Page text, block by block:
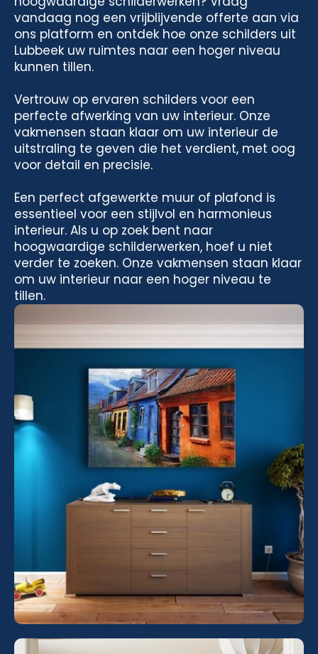
vandaag nog een vrijblijvende offerte aan via
ons platform en ontdek hoe onze schilders uit
Lubbeek uw ruimtes naar een hoger niveau
kunnen tillen.
Vertrouw op ervaren schilders voor een
perfecte afwerking van uw interieur. Onze
vakmensen staan klaar om uw interieur de
uitstraling te geven die het verdient, met oog
voor detail en precisie.
Een perfect afgewerkte muur of plafond is
essentieel voor een stijlvol en harmonieus
interieur. Als u op zoek bent naar
hoogwaardige schilderwerken, hoef u niet
verder te zoeken. Onze vakmensen staan klaar
om uw interieur naar een hoger niveau te
tillen.